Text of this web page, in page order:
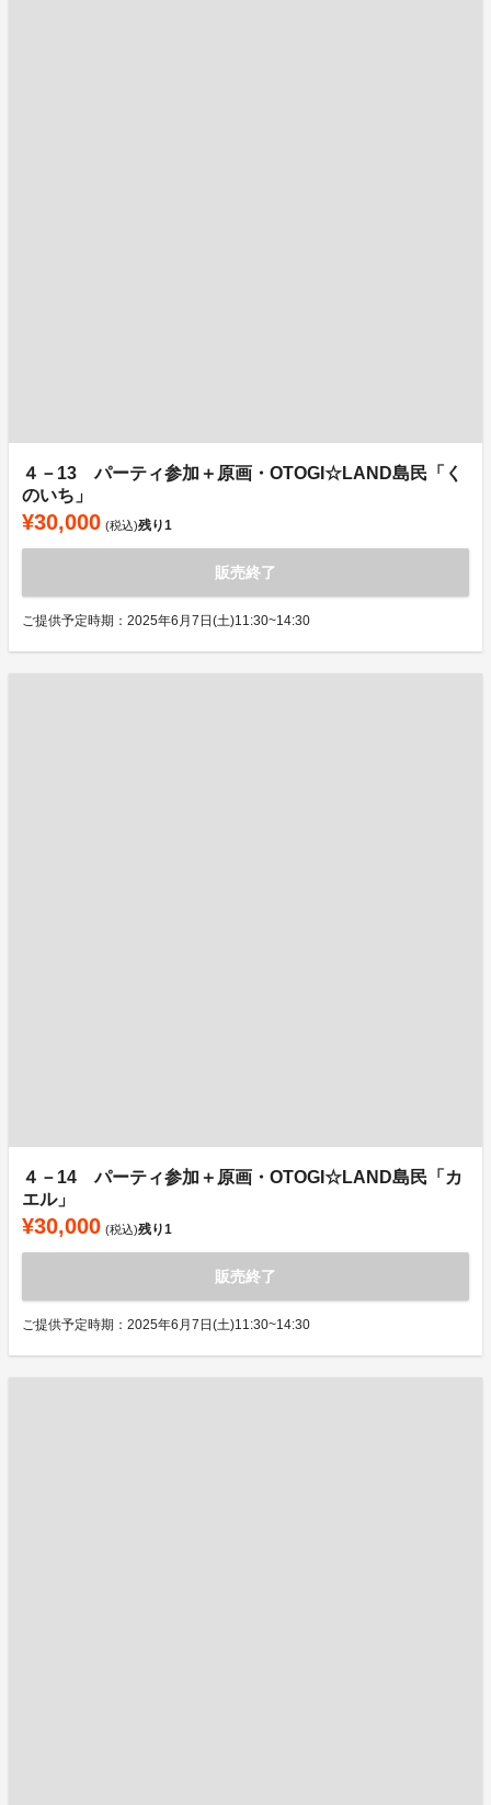
４－13 パーティ参加＋原画・OTOGI☆LAND島民「く
のいち」
¥30,000 (税込)残り1
販売終了
ご提供予定時期：2025年6月7日(土)11:30~14:30
４－14 パーティ参加＋原画・OTOGI☆LAND島民「カ
エル」
¥30,000 (税込)残り1
販売終了
ご提供予定時期：2025年6月7日(土)11:30~14:30